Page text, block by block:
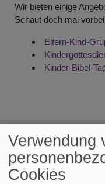
Wir bieten einige
Schaut doch mal
Eltern-Kind-
Kinder-Bibel-
Tageslosung
Du bist der Gott, der
Verwendung
Cookies